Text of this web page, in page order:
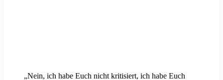
„Nein, ich habe Euch nicht kritisiert, ich habe Euch